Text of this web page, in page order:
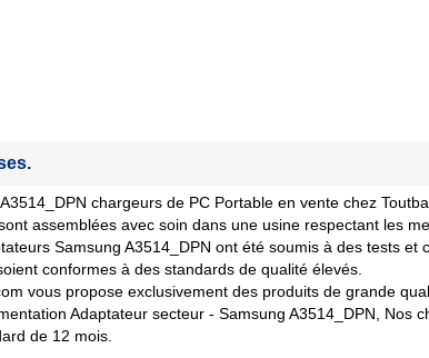
chargeurs de PC Portable en vente chez
assemblées avec soin dans une usine respectant les
Samsung A3514_DPN ont été soumis à des tests
conformes à des standards de qualité élevés.
vous propose exclusivement des produits de grande
Adaptateur secteur - Samsung A3514_DPN, Nos
de 12 mois.